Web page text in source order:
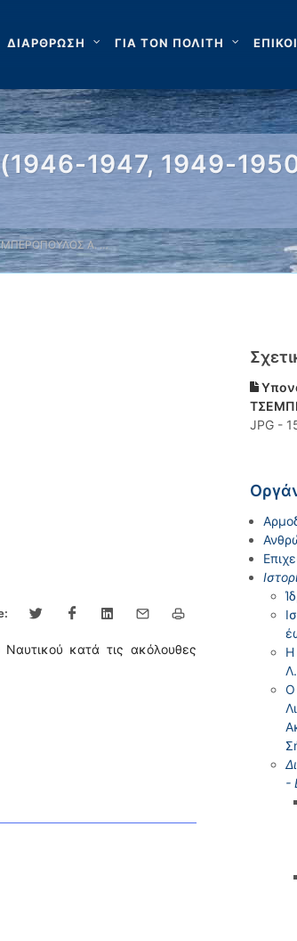
ΔΙΑΡΘΡΩΣΗ ΓΙΑ ΤΟΝ ΠΟΛΙΤΗ
1947, 1949-
Α. …
κατά τις ακόλουθες
JPG -
Η
Ο
-